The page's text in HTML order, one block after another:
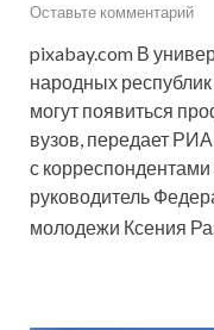
Оставьте комментарий
pixabay.com В
народных
могут появиться
вузов, передает
с
руководитель
молодежи Ксения